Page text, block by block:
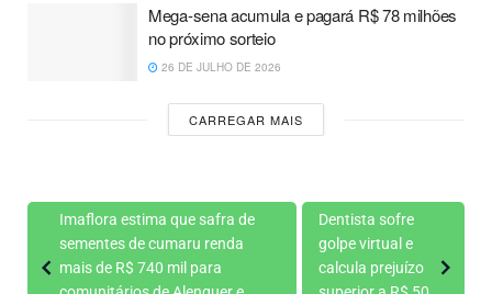
Mega-sena acumula e pagará R$ 78 milhões
no próximo sorteio
26 DE JULHO DE 2026
CARREGAR MAIS
Imaflora estima que safra de
sementes de cumaru renda
mais de R$ 740 mil para
Dentista sofre
golpe virtual e
calcula prejuízo